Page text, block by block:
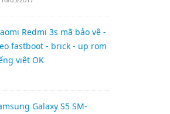
Redmi 3s mã bảo vệ -
fastboot - brick - up rom
việt OK
Galaxy S5 SM-